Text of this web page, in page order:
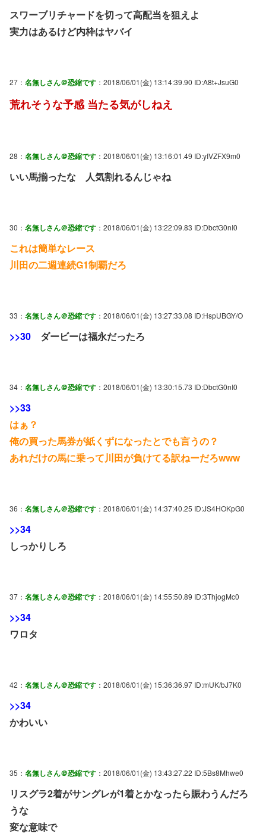
スワーブリチャードを切って高配当を狙えよ
実力はあるけど内枠はヤバイ
27： 名無しさん＠恐縮です ：2018/06/01(金) 13:14:39.90 ID:A8t+JsuG0
荒れそうな予感 当たる気がしねえ
28： 名無しさん＠恐縮です ：2018/06/01(金) 13:16:01.49 ID:yIVZFX9m0
いい馬揃ったな 人気割れるんじゃね
30： 名無しさん＠恐縮です ：2018/06/01(金) 13:22:09.83 ID:DbctG0nI0
これは簡単なレース
川田の二週連続G1制覇だろ
33： 名無しさん＠恐縮です ：2018/06/01(金) 13:27:33.08 ID:HspUBGY/O
>>30 ダービーは福永だったろ
34： 名無しさん＠恐縮です ：2018/06/01(金) 13:30:15.73 ID:DbctG0nI0
>>33
はぁ？
俺の買った馬券が紙くずになったとでも言うの？
あれだけの馬に乗って川田が負けてる訳ねーだろwww
36： 名無しさん＠恐縮です ：2018/06/01(金) 14:37:40.25 ID:JS4HOKpG0
>>34
しっかりしろ
37： 名無しさん＠恐縮です ：2018/06/01(金) 14:55:50.89 ID:3ThjogMc0
>>34
ワロタ
42： 名無しさん＠恐縮です ：2018/06/01(金) 15:36:36.97 ID:mUK/bJ7K0
>>34
かわいい
35： 名無しさん＠恐縮です ：2018/06/01(金) 13:43:27.22 ID:5Bs8Mhwe0
リスグラ2着がサングレが1着とかなったら賑わうんだろ
うな
変な意味で